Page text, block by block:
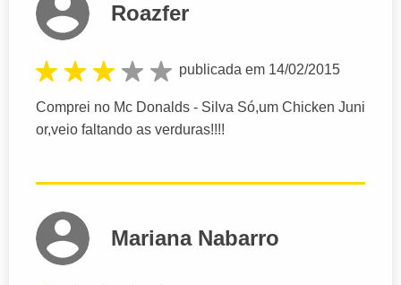
Roazfer
publicada em 14/02/2015
Comprei no Mc Donalds - Silva Só,um Chicken Juni
or,veio faltando as verduras!!!!
Mariana Nabarro